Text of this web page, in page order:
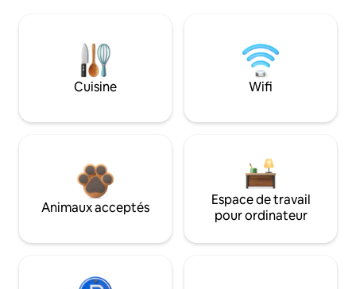
Cuisine Wifi
Animaux acceptés
Espace de travail
pour ordinateur